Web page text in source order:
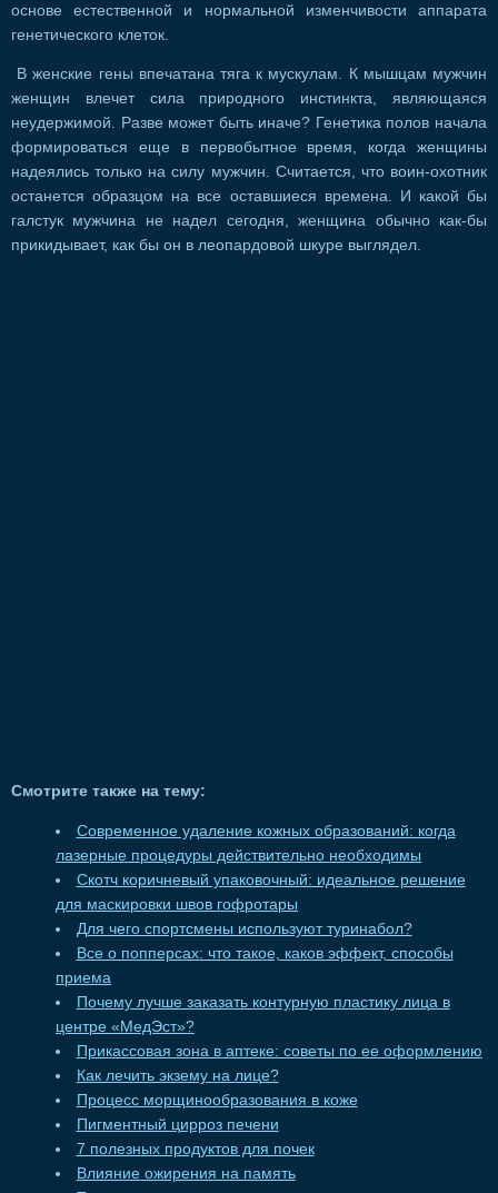
основе естественной и нормальной изменчивости аппарата
генетического клеток.
В женские гены впечатана тяга к мускулам. К мышцам мужчин
женщин влечет сила природного инстинкта, являющаяся
неудержимой. Разве может быть иначе? Генетика полов начала
формироваться еще в первобытное время, когда женщины
надеялись только на силу мужчин. Считается, что воин-охотник
останется образцом на все оставшиеся времена. И какой бы
галстук мужчина не надел сегодня, женщина обычно как-бы
прикидывает, как бы он в леопардовой шкуре выглядел.
Смотрите также на тему:
Современное удаление кожных образований: когда
лазерные процедуры действительно необходимы
Скотч коричневый упаковочный: идеальное решение
для маскировки швов гофротары
Для чего спортсмены используют туринабол?
Все о попперсах: что такое, каков эффект, способы
приема
Почему лучше заказать контурную пластику лица в
центре «МедЭст»?
Прикассовая зона в аптеке: советы по ее оформлению
Как лечить экзему на лице?
Процесс морщинообразования в коже
Пигментный цирроз печени
7 полезных продуктов для почек
Влияние ожирения на память